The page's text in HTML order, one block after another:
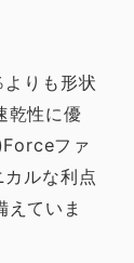
りも形状
乾性に優
ファ
ルな利点
えていま